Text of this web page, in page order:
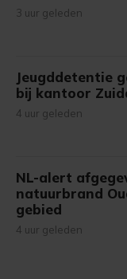
3 uur geleden
Jeugddetentie
bij kantoor
4 uur geleden
NL-alert
natuurbrand
gebied
4 uur geleden